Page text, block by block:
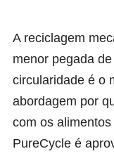
A reciclagem
menor pegada
circularidade é o
abordagem por
com os
PureCycle é